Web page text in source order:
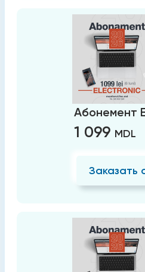
Абонемент
1 099 MDL
Заказать